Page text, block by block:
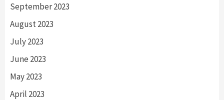
September 2023
August 2023
July 2023
June 2023
May 2023
April 2023